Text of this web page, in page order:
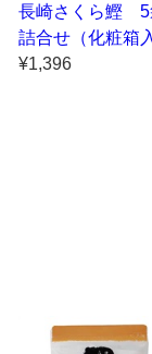
長崎さくら鰹 5
詰合せ（化粧箱
¥1,396